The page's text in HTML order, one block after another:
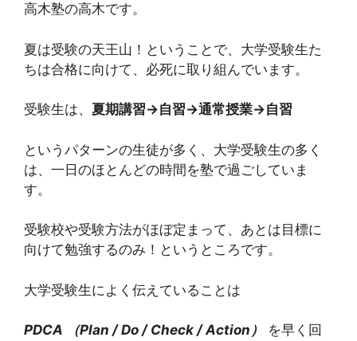
高木塾の高木です。
夏は受験の天王山！ということで、大学受験生た
ちは合格に向けて、必死に取り組んでいます。
受験生は、 夏期講習→自習→通常授業→自習
というパターンの生徒が多く、大学受験生の多く
は、一日のほとんどの時間を塾で過ごしていま
す。
受験校や受験方法がほぼ定まって、あとは目標に
向けて勉強するのみ！というところです。
大学受験生によく伝えていることは
PDCA （Plan / Do / Check / Action）
を早く回